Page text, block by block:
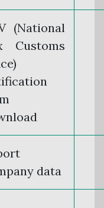
(National
Customs
data